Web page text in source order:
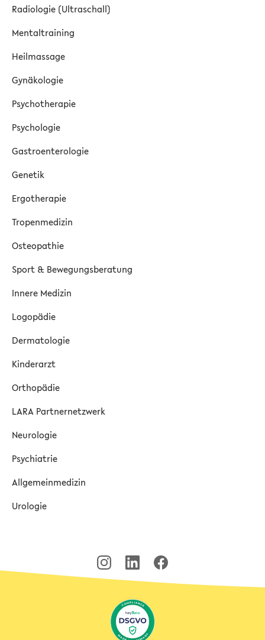
Radiologie (Ultraschall)
Mentaltraining
Heilmassage
Gynäkologie
Psychotherapie
Psychologie
Gastroenterologie
Genetik
Ergotherapie
Tropenmedizin
Osteopathie
Sport & Bewegungsberatung
Innere Medizin
Logopädie
Dermatologie
Kinderarzt
Orthopädie
LARA Partnernetzwerk
Neurologie
Psychiatrie
Allgemeinmedizin
Urologie